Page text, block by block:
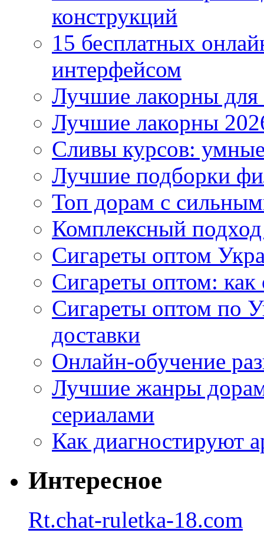
конструкций
15 бесплатных
интерфейсом
Лучшие лакорны для
Лучшие лакорны
Сливы курсов:
Лучшие подборки
Топ дорам с
Комплексный
Сигареты оптом
Сигареты оптом: как
Сигареты оптом по
доставки
Онлайн-обучение
Лучшие жанры дорам
сериалами
Как диагностируют
Интересное
Rt.chat-ruletka-18.com